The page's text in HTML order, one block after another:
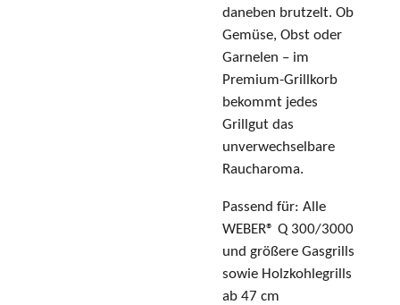
daneben brutzelt. Ob
Gemüse, Obst oder
Garnelen – im
Premium-Grillkorb
bekommt jedes
Grillgut das
unverwechselbare
Raucharoma.
Passend für: Alle
WEBER® Q 300/3000
und größere Gasgrills
sowie Holzkohlegrills
ab 47 cm